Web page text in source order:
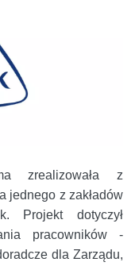
zrealizowała z
jednego z zakładów
Projekt dotyczył
pracowników -
dla Zarządu,